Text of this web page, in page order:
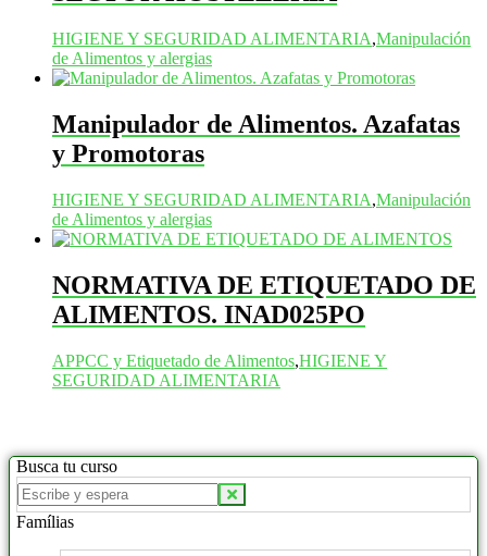
HIGIENE Y SEGURIDAD ALIMENTARIA,Manipulación
de Alimentos y alergias
Manipulador de Alimentos. Azafatas
y Promotoras
HIGIENE Y SEGURIDAD ALIMENTARIA,Manipulación
de Alimentos y alergias
NORMATIVA DE ETIQUETADO DE
ALIMENTOS. INAD025PO
APPCC y Etiquetado de Alimentos,HIGIENE Y
SEGURIDAD ALIMENTARIA
Busca tu curso
Buscar
productos:
Famílias